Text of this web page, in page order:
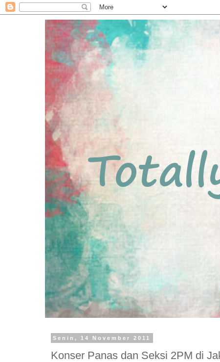
Senin, 14 November 2011
Konser Panas dan Seksi 2PM di